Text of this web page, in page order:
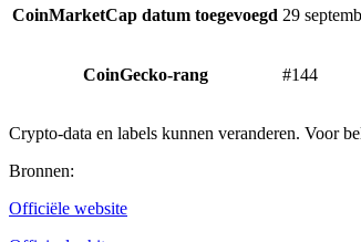
CoinMarketCap datum toegevoegd 29
CoinGecko-rang #144
Crypto-data en labels kunnen veranderen. Voor
Bronnen:
Officiële website